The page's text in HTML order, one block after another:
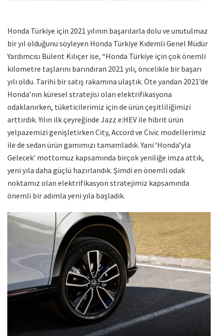
Honda Türkiye için 2021 yılının başarılarla dolu ve unutulmaz
bir yıl olduğunu söyleyen Honda Türkiye Kıdemli Genel Müdür
Yardımcısı Bülent Kılıçer ise, “Honda Türkiye için çok önemli
kilometre taşlarını barındıran 2021 yılı, öncelikle bir başarı
yılı oldu. Tarihi bir satış rakamına ulaştık. Öte yandan 2021’de
Honda’nın küresel stratejisi olan elektrifikasyona
odaklanırken, tüketicilerimiz için de ürün çeşitliliğimizi
arttırdık. Yılın ilk çeyreğinde Jazz e:HEV ile hibrit ürün
yelpazemizi genişletirken City, Accord ve Civic modellerimiz
ile de sedan ürün gamımızı tamamladık. Yani ‘Honda’yla
Gelecek’ mottomuz kapsamında birçok yeniliğe imza attık,
yeni yıla daha güçlü hazırlandık. Şimdi en önemli odak
noktamız olan elektrifikasyon stratejimiz kapsamında
önemli bir adımla yeni yıla başladık.